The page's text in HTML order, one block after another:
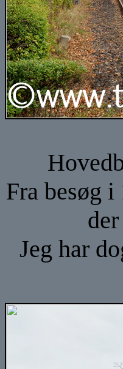
Fra besøg i
Jeg har